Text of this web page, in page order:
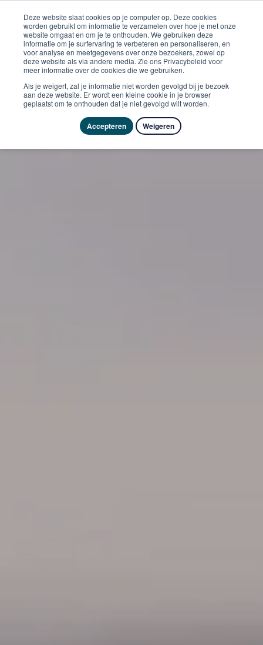
Deze website slaat cookies op je computer op. Deze cookies
worden gebruikt om informatie te verzamelen over hoe je met onze
website omgaat en om je te onthouden. We gebruiken deze
informatie om je surfervaring te verbeteren en personaliseren, en
voor analyse en meetgegevens over onze bezoekers, zowel op
deze website als via andere media. Zie ons Privacybeleid voor
meer informatie over de cookies die we gebruiken.
Als je weigert, zal je informatie niet worden gevolgd bij je bezoek
aan deze website. Er wordt een kleine cookie in je browser
geplaatst om te onthouden dat je niet gevolgd wilt worden.
Accepteren Weigeren